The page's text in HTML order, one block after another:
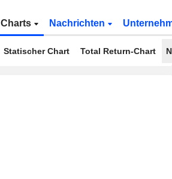
Charts Nachrichten
Statischer Chart Total Return-Chart